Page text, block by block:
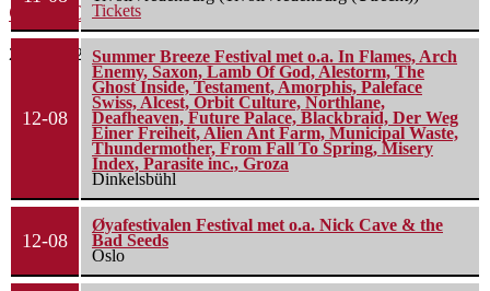
Green Carnation – A Dark Poem II: Sanguis
20 juli 2026
Tickets
12-08
Summer Breeze Festival met o.a. In Flames, Arch
Enemy, Saxon, Lamb Of God, Alestorm, The
Ghost Inside, Testament, Amorphis, Paleface
Swiss, Alcest, Orbit Culture, Northlane,
Deafheaven, Future Palace, Blackbraid, Der Weg
Einer Freiheit, Alien Ant Farm, Municipal Waste,
Thundermother, From Fall To Spring, Misery
Index, Parasite inc., Groza
Dinkelsbühl
12-08
Øyafestivalen Festival met o.a. Nick Cave & the
Bad Seeds
Oslo